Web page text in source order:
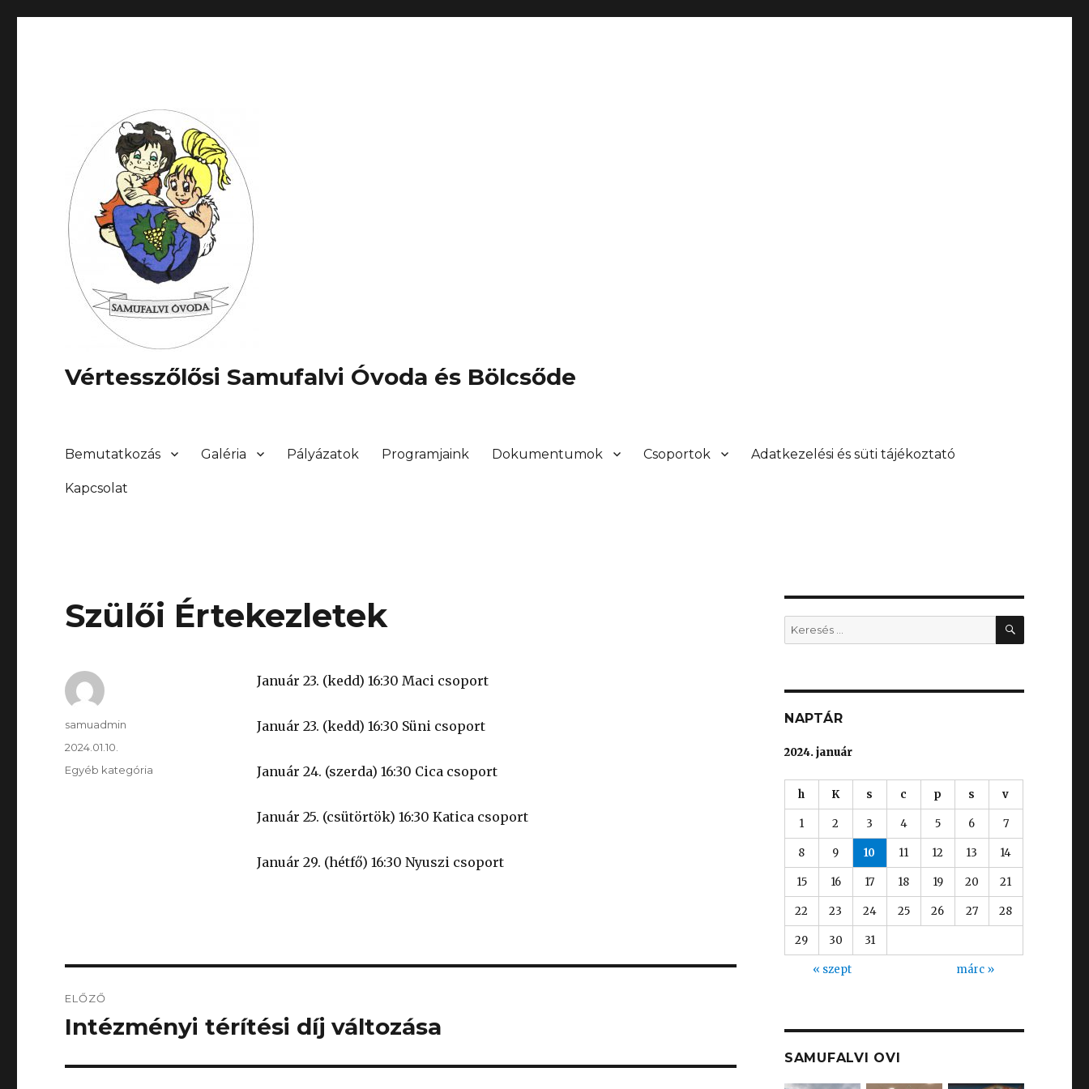
Vértesszőlősi Samufalvi Óvoda és Bölcsőde
Bemutatkozás Galéria Pályázatok Programjaink Dokumentumok Csoportok Adatkezelési és süti tájékoztató
Kapcsolat
Szülői Értekezletek
Január 23. (kedd) 16:30 Maci csoport
Január 23. (kedd) 16:30 Süni csoport
Január 24. (szerda) 16:30 Cica csoport
Január 25. (csütörtök) 16:30 Katica csoport
Január 29. (hétfő) 16:30 Nyuszi csoport
Szerző
samuadmin
Közzétéve
2024.01.10.
Kategória
Egyéb kategória
navigáció
ELŐZŐ
Korábbi
Intézményi térítési díj változása
Keresés
a
KERESÉS
NAPTÁR
2024. január
h K s c p s v
1 2 3 4 5 6 7
8 9 10 11 12 13 14
15 16 17 18 19 20 21
22 23 24 25 26 27 28
29 30 31
« szept márc »
SAMUFALVI OVI